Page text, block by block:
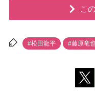
こ
#松田龍平 #藤原竜